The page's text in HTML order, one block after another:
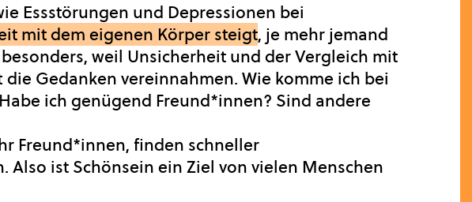
Essstörungen und Depressionen bei
mit dem eigenen Körper steigt, je mehr jemand
weil Unsicherheit und der Vergleich mit
Gedanken vereinnahmen. Wie komme ich bei
ich genügend Freund*innen? Sind andere
Freund*innen, finden schneller
ist Schönsein ein Ziel von vielen Menschen